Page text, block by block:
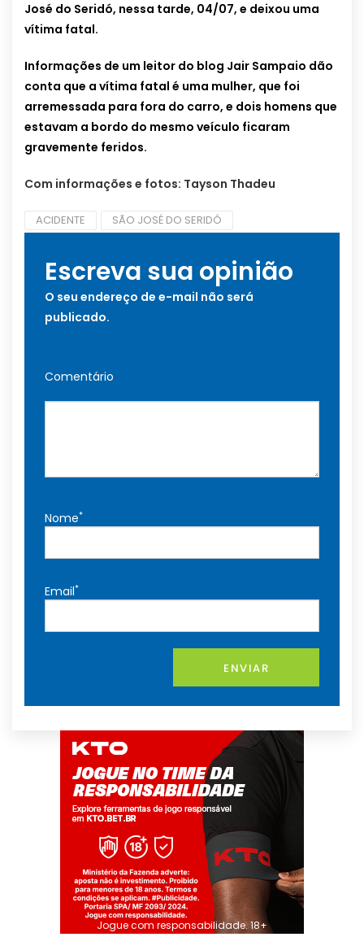
José do Seridó, nessa tarde, 04/07, e deixou uma
vítima fatal.
Informações de um leitor do blog Jair Sampaio dão
conta que a vítima fatal é uma mulher, que foi
arremessada para fora do carro, e dois homens que
estavam a bordo do mesmo veículo ficaram
gravemente feridos.
Com informações e fotos: Tayson Thadeu
ACIDENTE SÃO JOSÉ DO SERIDÓ
Escreva sua opinião
O seu endereço de e-mail não será
publicado.
Comentário
Nome*
Email*
ENVIAR
Jogue com responsabilidade. 18+